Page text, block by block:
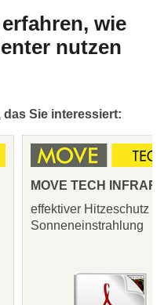
wie
nutzen
das Sie interessiert:
MOVE TECH
effektiver Hitzeschutz
Sonneneinstrahlung